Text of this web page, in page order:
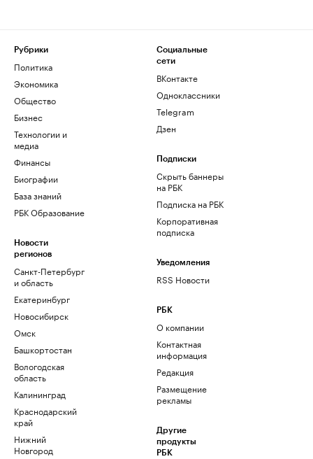
Рубрики
Политика
Экономика
Общество
Бизнес
Технологии и
медиа
Финансы
Биографии
База знаний
РБК Образование
Новости
регионов
Санкт-Петербург
и область
Екатеринбург
Новосибирск
Омск
Башкортостан
Вологодская
область
Калининград
Краснодарский
край
Нижний
Новгород
Социальные
сети
ВКонтакте
Одноклассники
Telegram
Дзен
Подписки
Скрыть баннеры
на РБК
Подписка на РБК
Корпоративная
подписка
Уведомления
RSS Новости
РБК
О компании
Контактная
информация
Редакция
Размещение
рекламы
Другие
продукты
РБК